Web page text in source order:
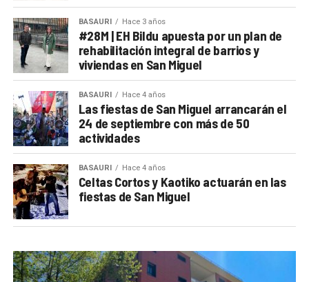
BASAURI Hace 3 años
#28M | EH Bildu apuesta por un plan de
rehabilitación integral de barrios y
viviendas en San Miguel
BASAURI Hace 4 años
Las fiestas de San Miguel arrancarán el
24 de septiembre con más de 50
actividades
BASAURI Hace 4 años
Celtas Cortos y Kaotiko actuarán en las
fiestas de San Miguel